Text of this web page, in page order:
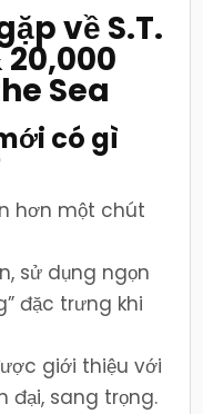
về S.T.
20,000
Sea
có gì
hơn một chút
sử dụng ngọn
đặc trưng khi
giới thiệu với
đại, sang trọng.